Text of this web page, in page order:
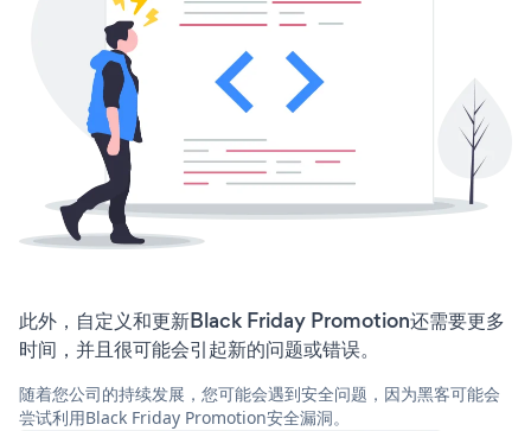
此外，自定义和更新Black Friday Promotion还需要更多
时间，并且很可能会引起新的问题或错误。
随着您公司的持续发展，您可能会遇到安全问题，因为黑客可能会
尝试利用Black Friday Promotion安全漏洞。